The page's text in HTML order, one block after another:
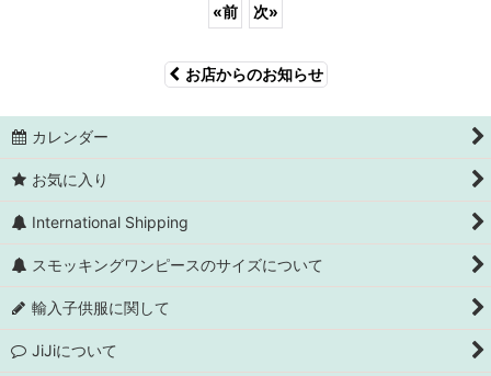
«前 次»
お店からのお知らせ
カレンダー
お気に入り
International Shipping
スモッキングワンピースのサイズについて
輸入子供服に関して
JiJiについて